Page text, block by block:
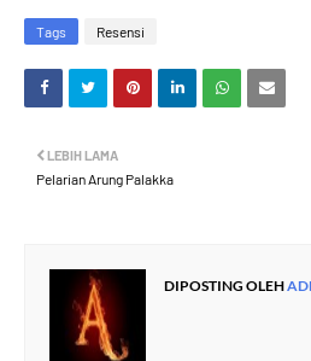
Tags Resensi
LEBIH LAMA
Pelarian Arung Palakka
DIPOSTING OLEH